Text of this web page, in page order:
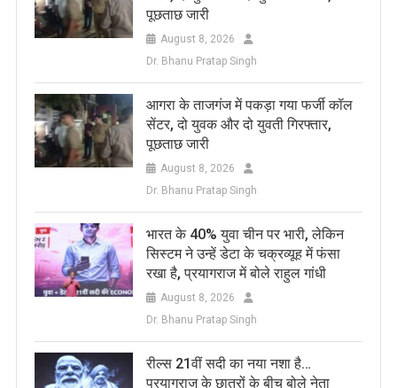
पूछताछ जारी
August 8, 2026
Dr. Bhanu Pratap Singh
आगरा के ताजगंज में पकड़ा गया फर्जी कॉल
सेंटर, दो युवक और दो युवती गिरफ्तार,
पूछताछ जारी
August 8, 2026
Dr. Bhanu Pratap Singh
भारत के 40% युवा चीन पर भारी, लेकिन
सिस्टम ने उन्हें डेटा के चक्रव्यूह में फंसा
रखा है, प्रयागराज में बोले राहुल गांधी
August 8, 2026
Dr. Bhanu Pratap Singh
रील्स 21वीं सदी का नया नशा है…
प्रयागराज के छात्रों के बीच बोले नेता